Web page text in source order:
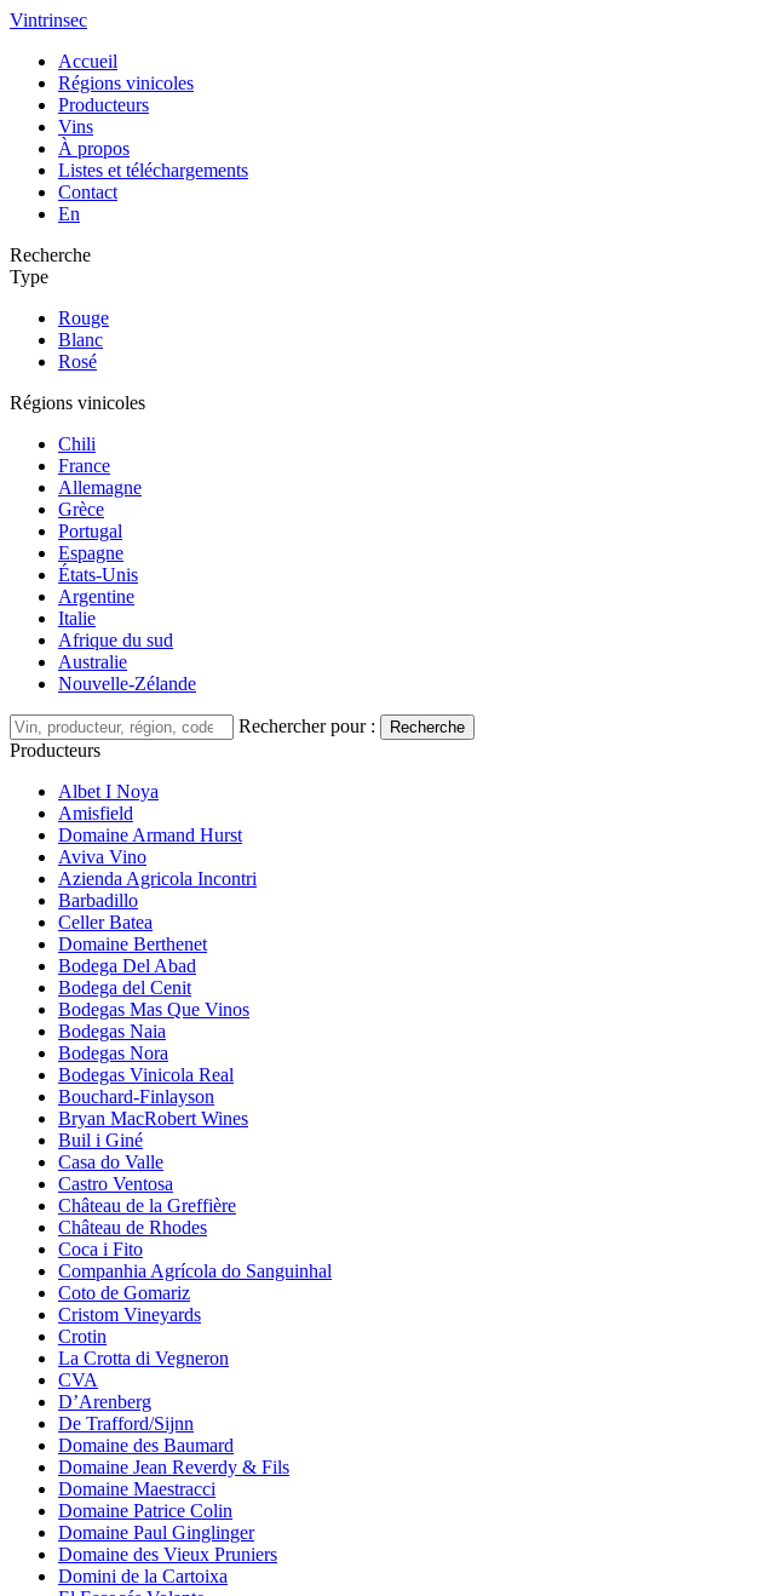
Vintrinsec
Accueil
Régions vinicoles
Producteurs
Vins
À propos
Listes et téléchargements
Contact
En
Recherche
Type
Rouge
Blanc
Rosé
Régions vinicoles
Chili
France
Allemagne
Grèce
Portugal
Espagne
États-Unis
Argentine
Italie
Afrique du sud
Australie
Nouvelle-Zélande
Rechercher pour : Recherche
Producteurs
Albet I Noya
Amisfield
Domaine Armand Hurst
Aviva Vino
Azienda Agricola Incontri
Barbadillo
Celler Batea
Domaine Berthenet
Bodega Del Abad
Bodega del Cenit
Bodegas Mas Que Vinos
Bodegas Naia
Bodegas Nora
Bodegas Vinicola Real
Bouchard-Finlayson
Bryan MacRobert Wines
Buil i Giné
Casa do Valle
Castro Ventosa
Château de la Greffière
Château de Rhodes
Coca i Fito
Companhia Agrícola do Sanguinhal
Coto de Gomariz
Cristom Vineyards
Crotin
La Crotta di Vegneron
CVA
D’Arenberg
De Trafford/Sijnn
Domaine des Baumard
Domaine Jean Reverdy & Fils
Domaine Maestracci
Domaine Patrice Colin
Domaine Paul Ginglinger
Domaine des Vieux Pruniers
Domini de la Cartoixa